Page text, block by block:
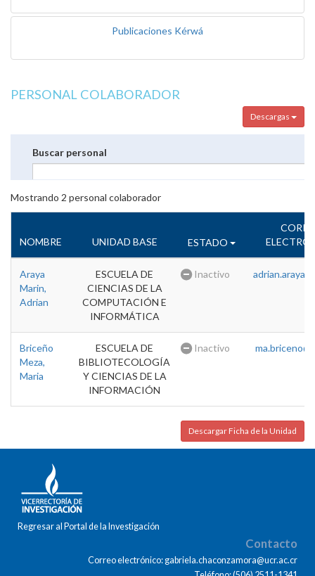
Publicaciones Kérwá
PERSONAL COLABORADOR
Descargas
Buscar personal
Mostrando 2 personal colaborador
NOMBRE UNIDAD BASE ESTADO
Araya
Marin,
Adrian
ESCUELA DE
CIENCIAS DE LA
COMPUTACIÓN E
INFORMÁTICA
Inactivo
Briceño
Meza,
Maria
ESCUELA DE
BIBLIOTECOLOGÍA
Y CIENCIAS DE LA
INFORMACIÓN
Inactivo
Descargar Ficha de la Unidad
Regresar al Portal de la Investigación
Contacto
Correo electrónico: gabriela.chaconzamora@ucr.ac.cr